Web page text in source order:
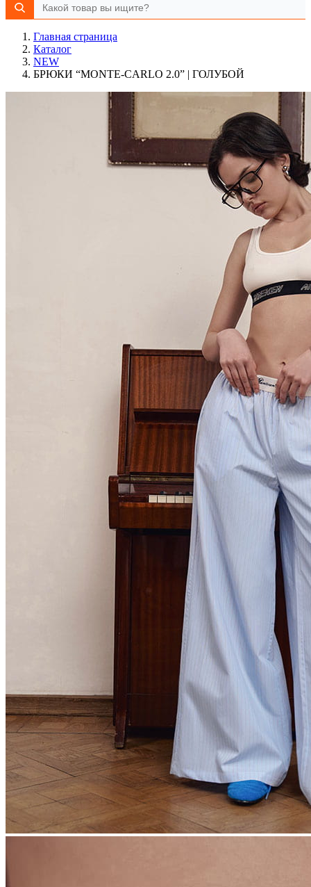
Главная страница
Каталог
NEW
БРЮКИ “MONTE-CARLO 2.0” | ГОЛУБОЙ